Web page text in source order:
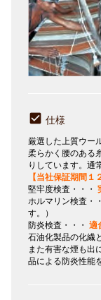
仕様
厳選した上質ウー
柔らかく腰のある
りしています。通
【当社保証期間１
堅牢度検査・・・
ホルマリン検査・
す。）
防炎検査・・・ 適
石油化製品の化繊
また有害な煙も出
品による防炎性能